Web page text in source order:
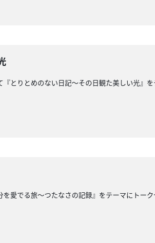
とりとめのない日記〜その日観た美しい光』
愛でる旅〜つたなさの記録』をテーマにト